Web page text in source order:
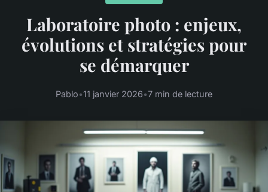
Laboratoire photo : enjeux,
évolutions et stratégies pour
se démarquer
Pablo•11 janvier 2026•7 min de lecture